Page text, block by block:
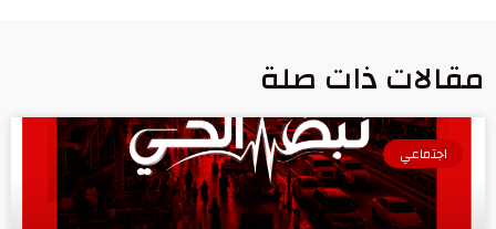
مقالات ذات صلة
اجتماعي